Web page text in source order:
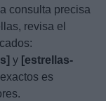
consulta precisa
revisa el
y [estrellas-
es